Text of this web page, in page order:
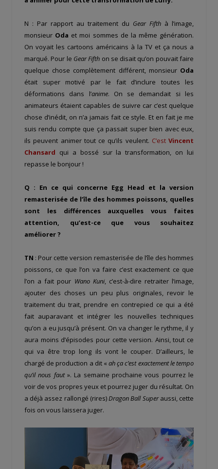
N : Par rapport au traitement du Gear Fifth à l’image,
monsieur Oda et moi sommes de la même génération.
On voyait les cartoons américains à la TV et ça nous a
marqué. Pour le Gear Fifth on se disait qu’on pouvait faire
quelque chose complètement différent, monsieur Oda
était super motivé par le fait d’inclure toutes les
déformations dans l’anime. On se demandait si les
animateurs étaient capables de suivre car c’est quelque
chose d’inédit, on n’a jamais fait ce style. Et en fait je me
suis rendu compte que ça passait super bien avec eux,
ils peuvent animer tout ce qu’ils veulent. C’est Vincent
Chansard qui a bossé sur la transformation, on lui
repasse le bonjour !
Q : En ce qui concerne Egg Head et la version
remasterisée de l’île des hommes poissons, quelles
sont les différences auxquelles vous faites
attention, qu’est-ce que vous souhaitez
améliorer ?
TN : Pour cette version remasterisée de l’île des hommes
poissons, ce que l’on va faire c’est exactement ce que
l’on a fait pour Wano Kuni, c’est-à-dire retraiter l’image,
ajouter des choses un peu plus originales, revoir le
traitement du trait, prendre en contrepied ce qui a été
fait auparavant et intégrer les nouvelles techniques
qu’on a eu jusqu’à présent. On va changer le rythme, il y
aura moins d’épisodes pour cette version. Ainsi, tout ce
qui va être trop long ils vont le couper. D’ailleurs, le
chargé de production a dit « ah ça c’est exactement le tempo
qu’il nous faut ». La semaine prochaine vous pourrez le
voir de vos propres yeux et pourrez juger du résultat. On
a déjà assez rallongé (rires)Dragon Ball Superaussi, cette
fois on vous laissera juger.